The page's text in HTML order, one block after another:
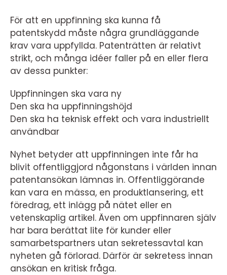
För att en uppfinning ska kunna få
patentskydd måste några grundläggande
krav vara uppfyllda. Patenträtten är relativt
strikt, och många idéer faller på en eller flera
av dessa punkter:
Uppfinningen ska vara ny
Den ska ha uppfinningshöjd
Den ska ha teknisk effekt och vara industriellt
användbar
Nyhet betyder att uppfinningen inte får ha
blivit offentliggjord någonstans i världen innan
patentansökan lämnas in. Offentliggörande
kan vara en mässa, en produktlansering, ett
föredrag, ett inlägg på nätet eller en
vetenskaplig artikel. Även om uppfinnaren själv
har bara berättat lite för kunder eller
samarbetspartners utan sekretessavtal kan
nyheten gå förlorad. Därför är sekretess innan
ansökan en kritisk fråga.